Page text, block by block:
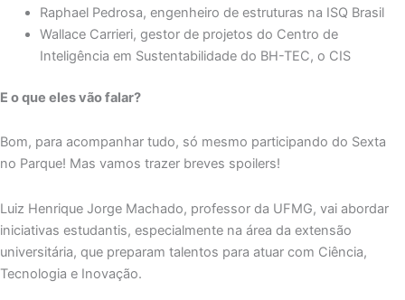
Raphael Pedrosa, engenheiro de estruturas na ISQ Brasil
Wallace Carrieri, gestor de projetos do Centro de
Inteligência em Sustentabilidade do BH-TEC, o CIS
E o que eles vão falar?
Bom, para acompanhar tudo, só mesmo participando do Sexta
no Parque! Mas vamos trazer breves spoilers!
Luiz Henrique Jorge Machado, professor da UFMG, vai abordar
iniciativas estudantis, especialmente na área da extensão
universitária, que preparam talentos para atuar com Ciência,
Tecnologia e Inovação.